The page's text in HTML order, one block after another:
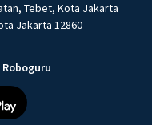
Tebet, Kota Jakarta
Jakarta 12860
Roboguru